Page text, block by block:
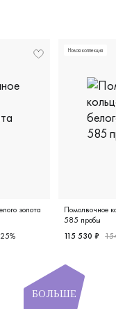
золота
585 пробы,
25%
Новая коллекция
Помолвочное
585 пробы
Женские,
115 530 ₽
БОЛЬШЕ